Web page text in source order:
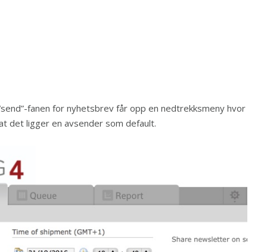
fanen for nyhetsbrev får opp en nedtrekksmeny hvor
det ligger en avsender som default.